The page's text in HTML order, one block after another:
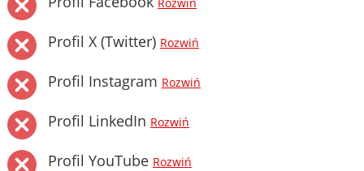
Rozwiń
Profil X (Twitter) Rozwiń
Profil Instagram Rozwiń
Profil LinkedIn Rozwiń
Profil YouTube Rozwiń